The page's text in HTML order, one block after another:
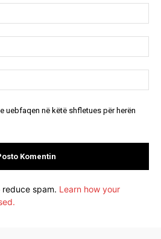
uebfaqen në këtë shfletues për herën
spam. Learn how your